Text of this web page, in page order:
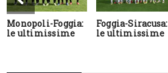
Monopoli-Foggia:
le ultimissime
Foggia-Siracusa:
le ultimissime